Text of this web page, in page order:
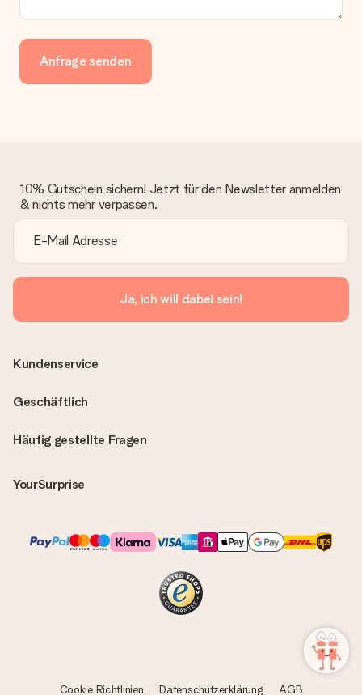
Anfrage senden
10% Gutschein sichern! Jetzt für den Newsletter anmelden
& nichts mehr verpassen.
Ja, ich will dabei sein!
Häufig gestellte Fragen
YourSurprise
Kundenservice
Geschäftlich
Cookie Richtlinien Datenschutzerklärung AGB